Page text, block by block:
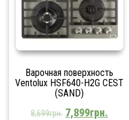
Варочная поверхность
Ventolux HSF640-H2G CEST
(SAND)
8,699грн. 7,899грн.